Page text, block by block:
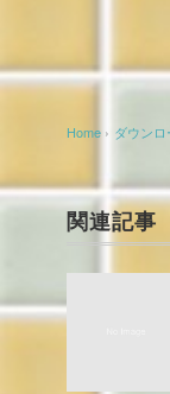
Home › ダウンロ
関連記事